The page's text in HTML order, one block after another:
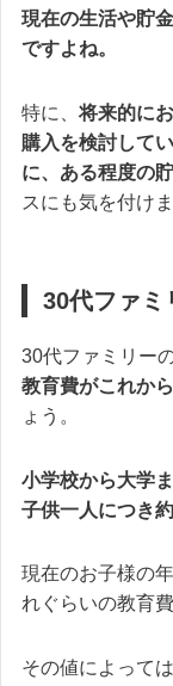
現在の生活や貯
ですよね。
特に、将来的に
購入を検討して
に、ある程度の
スにも気を付けま
30代ファミ
30代ファミリー
教育費がこれか
ょう。
小学校から大学
子供一人につき
現在のお子様の
れぐらいの教育
その値によって